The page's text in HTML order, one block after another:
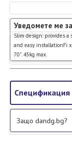
Уведомете ме
Slim design: provides
and easy installationFi
70". 45kg max.
Спецификация
Защо dandg.bg?